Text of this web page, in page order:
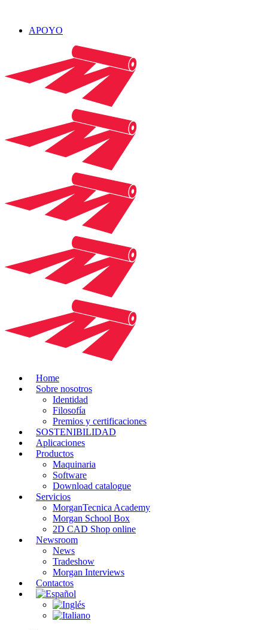
APOYO
Home
Sobre nosotros
Identidad
Filosofía
Premios y certificaciones
SOSTENIBILIDAD
Aplicaciones
Productos
Maquinaria
Software
Download catalogue
Servicios
MorganTecnica Academy
Morgan School Box
2D CAD Shop online
Newsroom
News
Tradeshow
Morgan Interviews
Contactos